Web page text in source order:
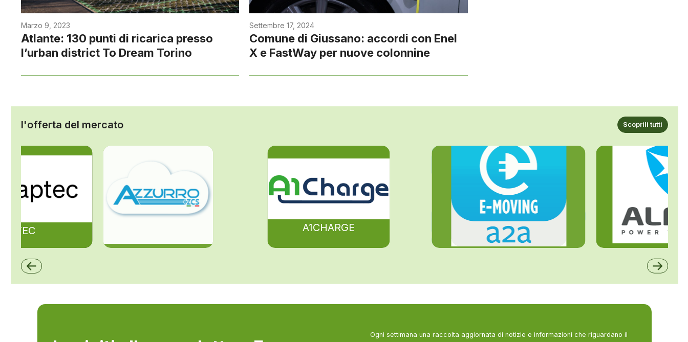
Marzo 9, 2023
Atlante: 130 punti di ricarica presso
l’urban district To Dream Torino
Settembre 17, 2024
Comune di Giussano: accordi con Enel
X e FastWay per nuove colonnine
l'offerta del mercato Scoprili tutti
A1CHARGE
ZCS Azzurro
Ogni settimana una raccolta aggiornata di notizie e informazioni che riguardano il